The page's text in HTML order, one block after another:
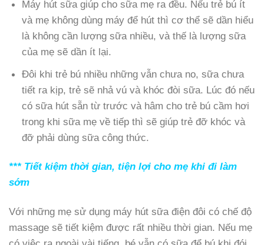
Máy hút sữa giúp cho sữa mẹ ra đều. Nếu trẻ bú ít
và mẹ không dùng máy để hút thì cơ thể sẽ dần hiểu
là không cần lượng sữa nhiều, và thế là lượng sữa
của mẹ sẽ dần ít lại.
Đôi khi trẻ bú nhiều những vẫn chưa no, sữa chưa
tiết ra kịp, trẻ sẽ nhả vú và khóc đòi sữa. Lúc đó nếu
có sữa hút sẵn từ trước và hâm cho trẻ bú cầm hơi
trong khi sữa mẹ về tiếp thì sẽ giúp trẻ đỡ khóc và
đỡ phải dùng sữa công thức.
*** Tiết kiệm thời gian, tiện lợi cho mẹ khi đi làm
sớm
Với những mẹ sử dụng máy hút sữa điện đôi có chế độ
massage sẽ tiết kiệm được rất nhiều thời gian. Nếu mẹ